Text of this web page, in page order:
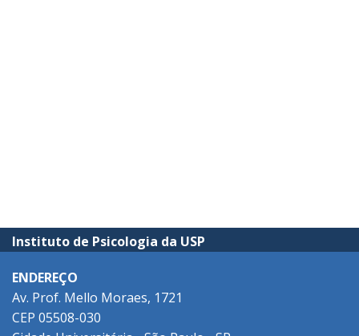
Instituto de Psicologia da USP
ENDEREÇO
Av. Prof. Mello Moraes, 1721
CEP 05508-030